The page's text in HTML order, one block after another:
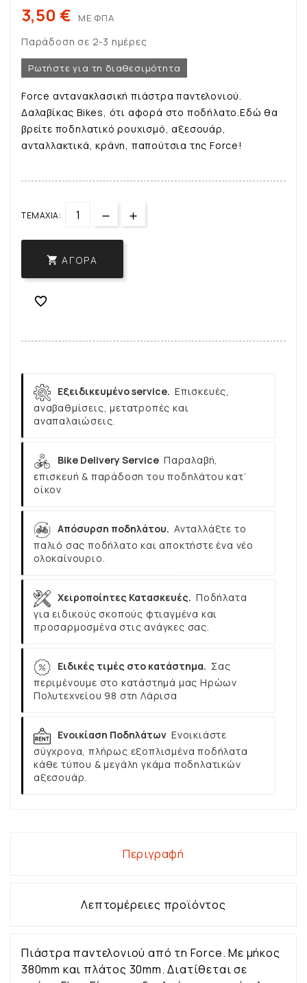
3,50 € ΜΕ ΦΠΑ
Παράδοση σε 2-3 ημέρες
Ρωτήστε για τη διαθεσιμότητα
Force αντανακλασική πιάστρα παντελονιού.
Δαλαβίκας Bikes, ότι αφορά στο ποδήλατο.Εδώ θα
βρείτε ποδηλατικό ρουχισμό, αξεσουάρ,
ανταλλακτικά, κράνη, παπούτσια της Force!
ΤΕΜΆΧΙΑ:
 ΑΓΟΡΆ

Εξειδικευμένο service. Επισκευές,
αναβαθμίσεις, μετατροπές και
αναπαλαιώσεις.
Bike Delivery Service Παραλαβή,
επισκευή & παράδοση του ποδηλάτου κατ’
οίκον
Απόσυρση ποδηλάτου. Ανταλλάξτε το
παλιό σας ποδήλατο και αποκτήστε ένα νέο
ολοκαίνουριο.
Χειροποίητες Κατασκευές. Ποδήλατα
για ειδικούς σκοπούς φτιαγμένα και
προσαρμοσμένα στις ανάγκες σας.
Ειδικές τιμές στο κατάστημα. Σας
περιμένουμε στο κατάστημά μας Ηρώων
Πολυτεχνείου 98 στη Λάρισα
Ενοικίαση Ποδηλάτων Ενοικιάστε
σύγχρονα, πλήρως εξοπλισμένα ποδήλατα
κάθε τύπου & μεγάλη γκάμα ποδηλατικών
αξεσουάρ.
Περιγραφή
Λεπτομέρειες προϊόντος
Πιάστρα παντελονιού από τη Force. Με μήκος
380mm και πλάτος 30mm. Διατίθεται σε